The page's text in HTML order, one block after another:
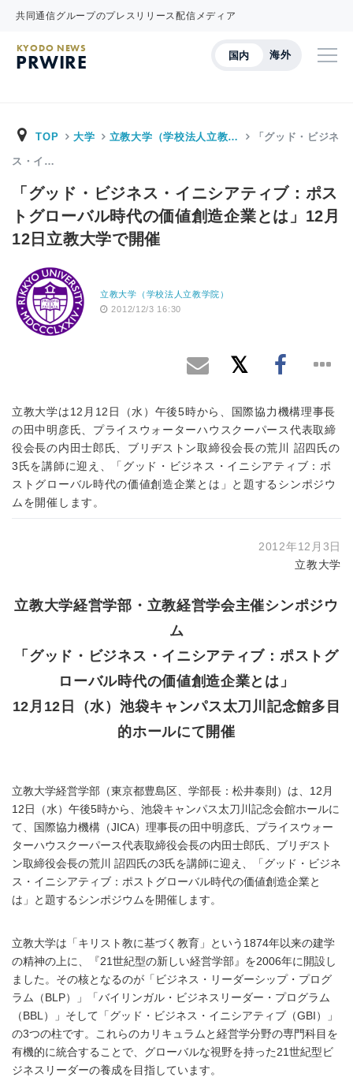
共同通信グループのプレスリリース配信メディア
国内 海外
KYODO NEWS
PRWIRE
TOP 大学 立教大学（学校法人立教… 「グッド・ビジネ
ス・イ…
「グッド・ビジネス・イニシアティブ：ポス
トグローバル時代の価値創造企業とは」12月
12日立教大学で開催
立教大学（学校法人立教学院）
2012/12/3 16:30
立教大学は12月12日（水）午後5時から、国際協力機構理事長
の田中明彦氏、プライスウォーターハウスクーパース代表取締
役会長の内田士郎氏、ブリヂストン取締役会長の荒川 詔四氏の
3氏を講師に迎え、「グッド・ビジネス・イニシアティブ：ポ
ストグローバル時代の価値創造企業とは」と題するシンポジウ
ムを開催します。
2012年12月3日
立教大学
立教大学経営学部・立教経営学会主催シンポジウ
ム
「グッド・ビジネス・イニシアティブ：ポストグ
ローバル時代の価値創造企業とは」
12月12日（水）池袋キャンパス太刀川記念館多目
的ホールにて開催
立教大学経営学部（東京都豊島区、学部長：松井泰則）は、12月
12日（水）午後5時から、池袋キャンパス太刀川記念会館ホールに
て、国際協力機構（JICA）理事長の田中明彦氏、プライスウォー
ターハウスクーパース代表取締役会長の内田士郎氏、ブリヂスト
ン取締役会長の荒川 詔四氏の3氏を講師に迎え、「グッド・ビジネ
ス・イニシアティブ：ポストグローバル時代の価値創造企業と
は」と題するシンポジウムを開催します。
立教大学は「キリスト教に基づく教育」という1874年以来の建学
の精神の上に、『21世紀型の新しい経営学部』を2006年に開設し
ました。その核となるのが「ビジネス・リーダーシップ・プログ
ラム（BLP）」「バイリンガル・ビジネスリーダー・プログラム
（BBL）」そして「グッド・ビジネス・イニシアティブ（GBI）」
の3つの柱です。これらのカリキュラムと経営学分野の専門科目を
有機的に統合することで、グローバルな視野を持った21世紀型ビ
ジネスリーダーの養成を目指しています。